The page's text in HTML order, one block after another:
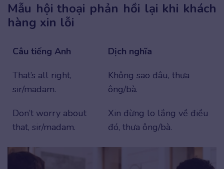
Mẫu hội thoại phản hồi lại khi khách
hàng xin lỗi
Câu tiếng Anh
Dịch nghĩa
That’s all right,
sir/madam.
Không sao đâu, thưa
ông/bà.
Don’t worry about
that, sir/madam.
Xin đừng lo lắng về điều
đó, thưa ông/bà.